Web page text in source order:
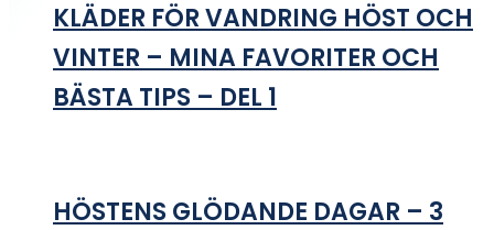
KLÄDER FÖR VANDRING HÖST OCH
VINTER – MINA FAVORITER OCH
BÄSTA TIPS – DEL 1
HÖSTENS GLÖDANDE DAGAR – 3